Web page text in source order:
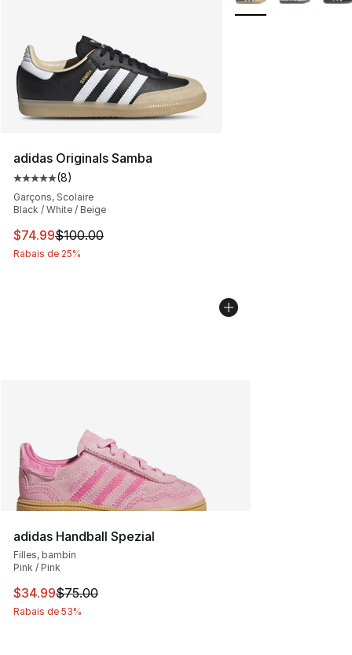
adidas Originals Samba
Cote moyenne du client - [5 sur 5 étoiles], 8
(8)
Garçons, Scolaire
Black / White / Beige
Cet article est en solde. Le prix est passé de $100.00 à
$74.99$100.00
Rabais de 25%
adidas Handball Spezial
Filles, bambin
Pink / Pink
Cet article est en solde. Le prix est passé de $75.00 à
$34.99$75.00
Rabais de 53%